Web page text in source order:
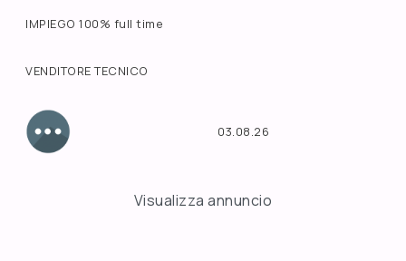
IMPIEGO 100% full time
VENDITORE TECNICO
03.08.26
Visualizza annuncio